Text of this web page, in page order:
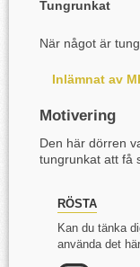
Tungrunkat
När något är
Inlämnat av
Motivering
Den här dörren
tungrunkat att få
RÖSTA
Kan du tänka
använda det